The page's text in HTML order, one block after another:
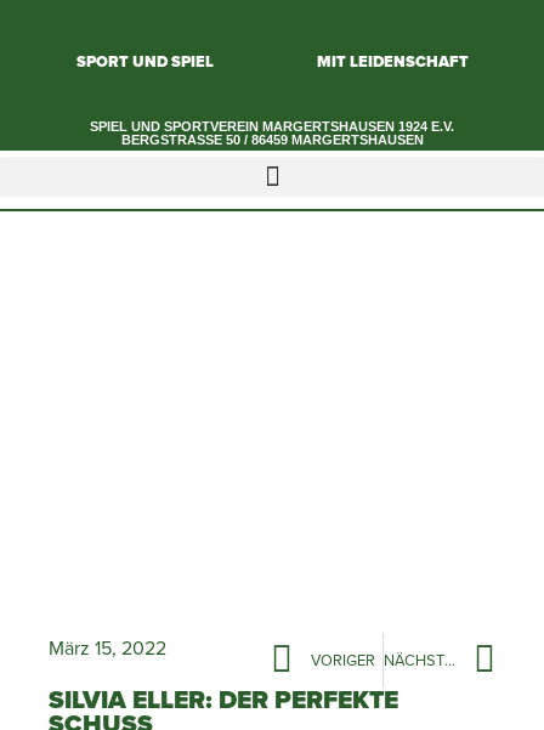
SPORT UND SPIEL MIT LEIDENSCHAFT
SPIEL UND SPORTVEREIN MARGERTSHAUSEN 1924 E.V.​
BERGSTRASSE 50 / 86459 MARGERTSHAUSEN
März 15, 2022 VORIGER NÄCHSTER
SILVIA ELLER: DER PERFEKTE